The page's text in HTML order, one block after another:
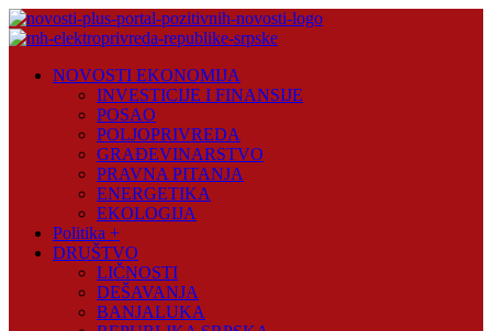
Skip
to
Plus
NOVOSTI EKONOMIJA
INVESTICIJE I FINANSIJE
POSAO
POLJOPRIVREDA
GRAĐEVINARSTVO
PRAVNA PITANJA
ENERGETIKA
EKOLOGIJA
Politika +
DRUŠTVO
LIČNOSTI
DEŠAVANJA
BANJALUKA